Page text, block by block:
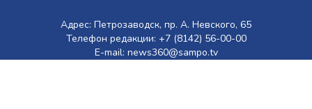
Адрес: Петрозаводск, пр. А. Невского, 65
Телефон редакции: +7 (8142) 56-00-00
E-mail: news360@sampo.tv